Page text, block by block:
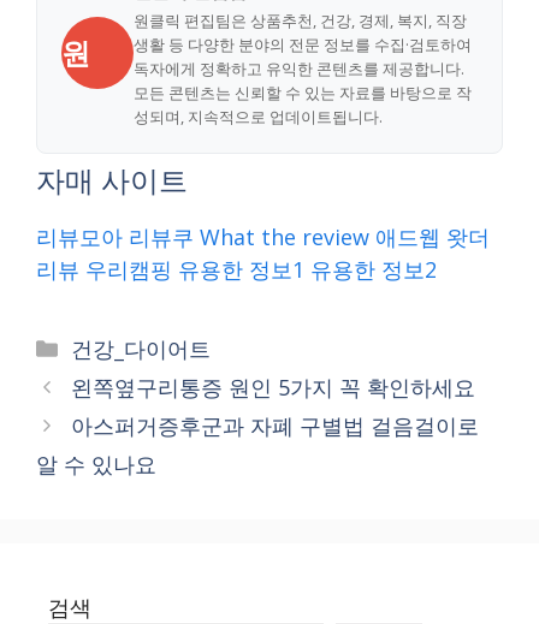
원
원클릭 편집팀은 상품추천, 건강, 경제, 복지, 직장
생활 등 다양한 분야의 전문 정보를 수집·검토하여
독자에게 정확하고 유익한 콘텐츠를 제공합니다.
모든 콘텐츠는 신뢰할 수 있는 자료를 바탕으로 작
성되며, 지속적으로 업데이트됩니다.
자매 사이트
리뷰모아 리뷰쿠 What the review 애드웹 왓더
리뷰 우리캠핑 유용한 정보1 유용한 정보2
Categories
건강_다이어트
왼쪽옆구리통증 원인 5가지 꼭 확인하세요
아스퍼거증후군과 자폐 구별법 걸음걸이로
알 수 있나요
검색